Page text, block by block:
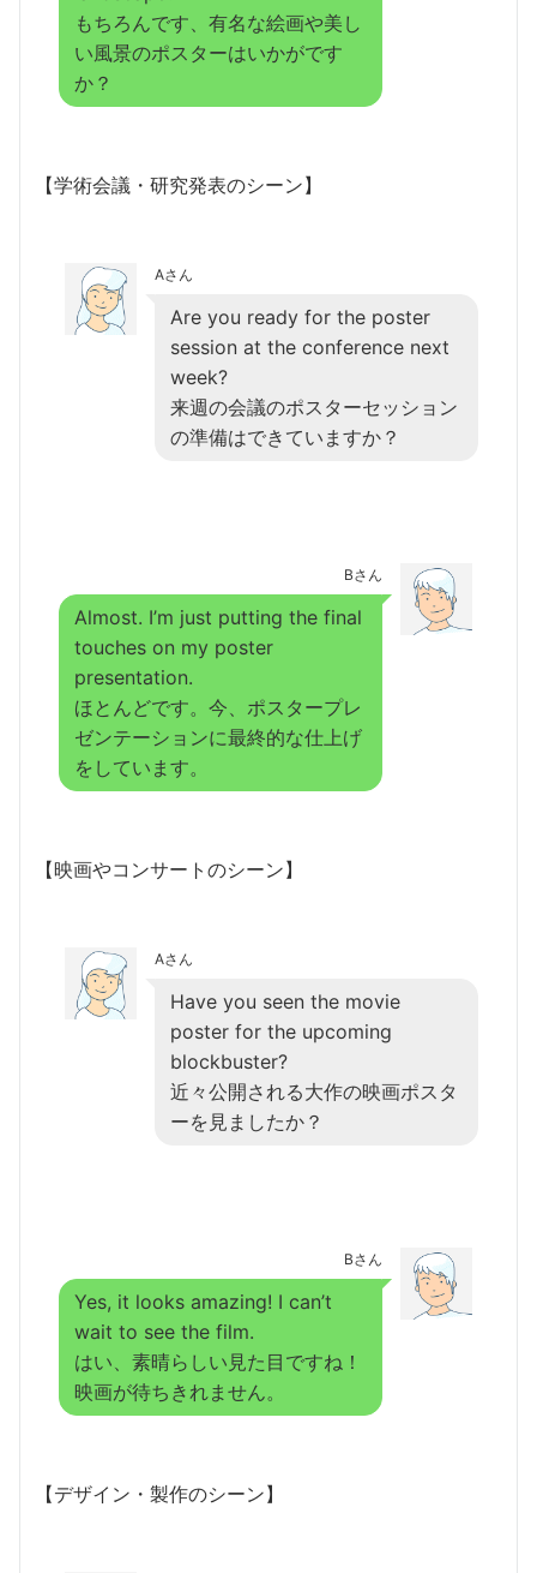
もちろんです、有名な絵画や美し
い風景のポスターはいかがです
か？
【学術会議・研究発表のシーン】
Aさん
Are you ready for the poster
session at the conference next
week?
来週の会議のポスターセッション
の準備はできていますか？
Bさん
Almost. I’m just putting the final
touches on my poster
presentation.
ほとんどです。今、ポスタープレ
ゼンテーションに最終的な仕上げ
をしています。
【映画やコンサートのシーン】
Aさん
Have you seen the movie
poster for the upcoming
blockbuster?
近々公開される大作の映画ポスタ
ーを見ましたか？
Bさん
Yes, it looks amazing! I can’t
wait to see the film.
はい、素晴らしい見た目ですね！
映画が待ちきれません。
【デザイン・製作のシーン】